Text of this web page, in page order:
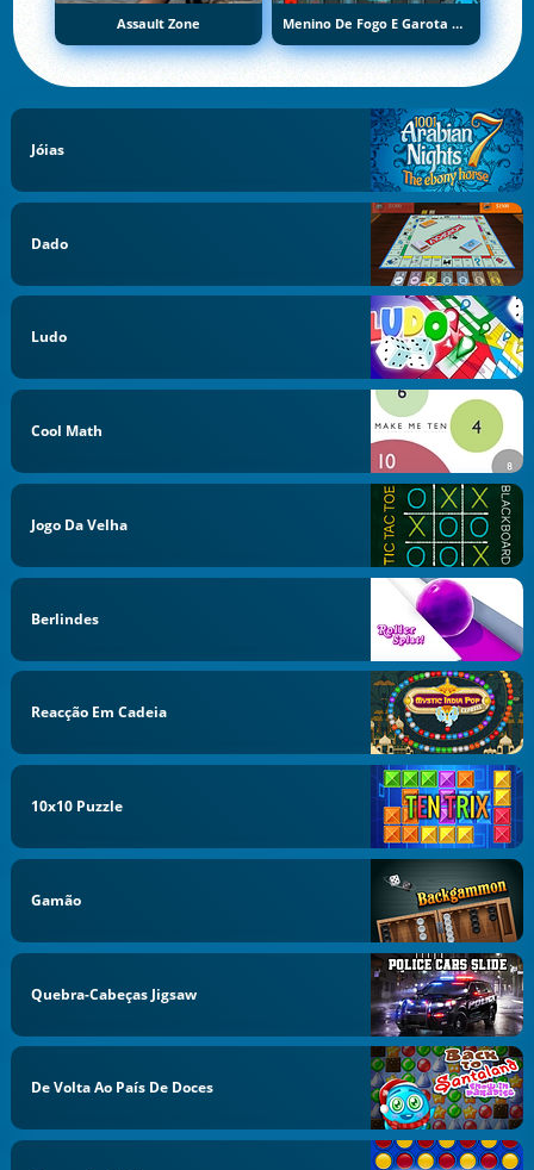
Assault Zone Menino De Fogo E Garota De Água 5: Elementos
Jóias
Dado
Ludo
Cool Math
Jogo Da Velha
Berlindes
Reacção Em Cadeia
10x10 Puzzle
Gamão
Quebra-Cabeças Jigsaw
De Volta Ao País De Doces